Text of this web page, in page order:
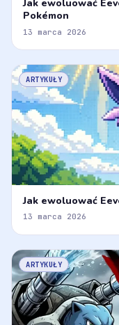
Jak ewoluować
Pokémon
13 marca 2026
ARTYKUŁY
Jak ewoluować
13 marca 2026
ARTYKUŁY